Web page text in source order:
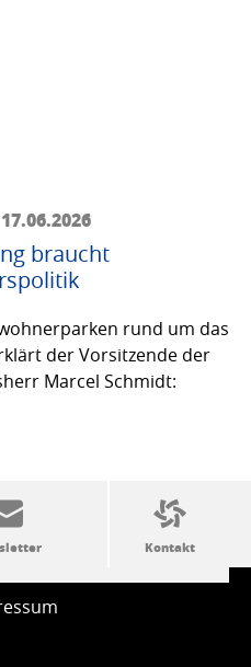
17.06.2026
braucht
rund um das
der Vorsitzende der
Marcel Schmidt: